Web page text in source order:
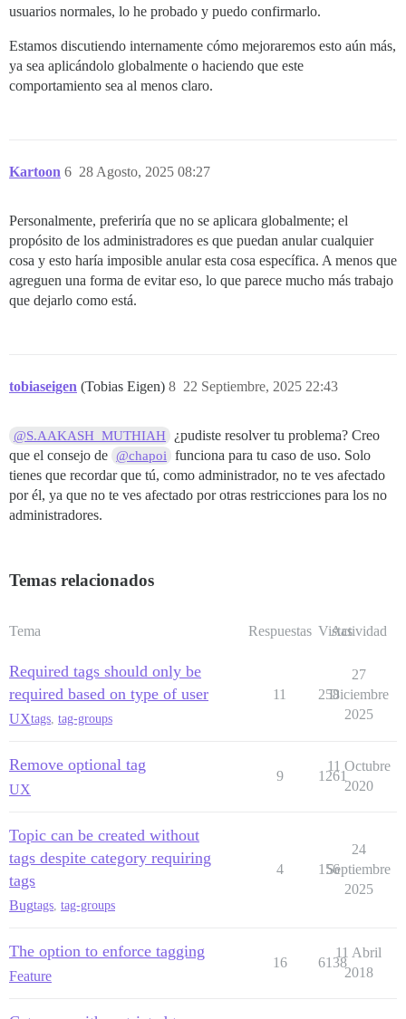
usuarios normales, lo he probado y puedo confirmarlo.
Estamos discutiendo internamente cómo mejoraremos esto aún más,
ya sea aplicándolo globalmente o haciendo que este
comportamiento sea al menos claro.
Kartoon 28 Agosto, 2025 08:27
6
Personalmente, preferiría que no se aplicara globalmente; el
propósito de los administradores es que puedan anular cualquier
cosa y esto haría imposible anular esta cosa específica. A menos que
agreguen una forma de evitar eso, lo que parece mucho más trabajo
que dejarlo como está.
tobiaseigen (Tobias Eigen) 22 Septiembre, 2025 22:43
8
@S.AAKASH_MUTHIAH
¿pudiste resolver tu problema? Creo
que el consejo de @chapoi
funciona para tu caso de uso. Solo
tienes que recordar que tú, como administrador, no te ves afectado
por él, ya que no te ves afectado por otras restricciones para los no
administradores.
Temas relacionados
Tema Respuestas Vistas
Actividad
Required tags should only be
required based on type of user
UXtags, tag-groups
11 258
27
Diciembre
2025
Remove optional tag
UX
9 1261
11 Octubre
2020
Topic can be created without
tags despite category requiring
tags
Bugtags, tag-groups
4 156
24
Septiembre
2025
The option to enforce tagging
Feature
16 6138
11 Abril
2018